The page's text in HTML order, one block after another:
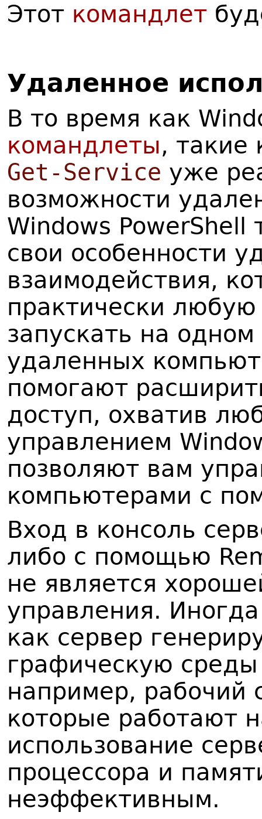
Этот командлет
Удаленное
В то время как
командлеты, такие
Get-Service уже
возможности
Windows
свои особенности
взаимодействия,
практически
запускать на
удаленных
помогают
доступ, охватив
управлением
позволяют вам
компьютерами с
Вход в консоль
либо с помощью
не является
управления.
как сервер
графическую среды
например, рабочий
которые работают
использование
процессора и
неэффективным.